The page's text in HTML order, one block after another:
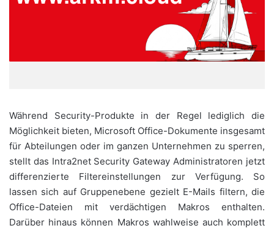
Während Security-Produkte in der Regel lediglich die
Möglichkeit bieten, Microsoft Office-Dokumente insgesamt
für Abteilungen oder im ganzen Unternehmen zu sperren,
stellt das Intra2net Security Gateway Administratoren jetzt
differenzierte Filtereinstellungen zur Verfügung. So
lassen sich auf Gruppenebene gezielt E-Mails filtern, die
Office-Dateien mit verdächtigen Makros enthalten.
Darüber hinaus können Makros wahlweise auch komplett